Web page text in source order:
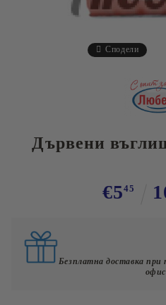
Сподели
Дървени
€545
Безплатна доставка при
офис